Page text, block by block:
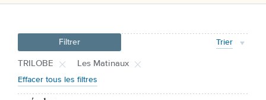
Filtrer Trier
TRILOBE Les Matinaux
Effacer tous les filtres